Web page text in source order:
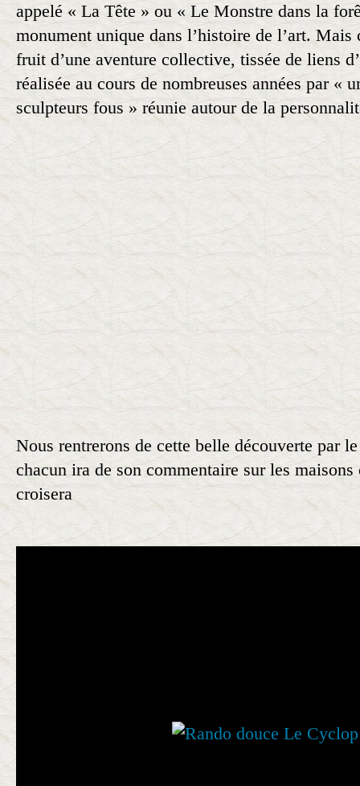
appelé « La Tête » ou « Le Monstre dans la
monument unique dans l’histoire de l’art. Mais
fruit d’une aventure collective, tissée de liens
réalisée au cours de nombreuses années par «
sculpteurs fous » réunie autour de la
Nous rentrerons de cette belle découverte par
chacun ira de son commentaire sur les
croisera